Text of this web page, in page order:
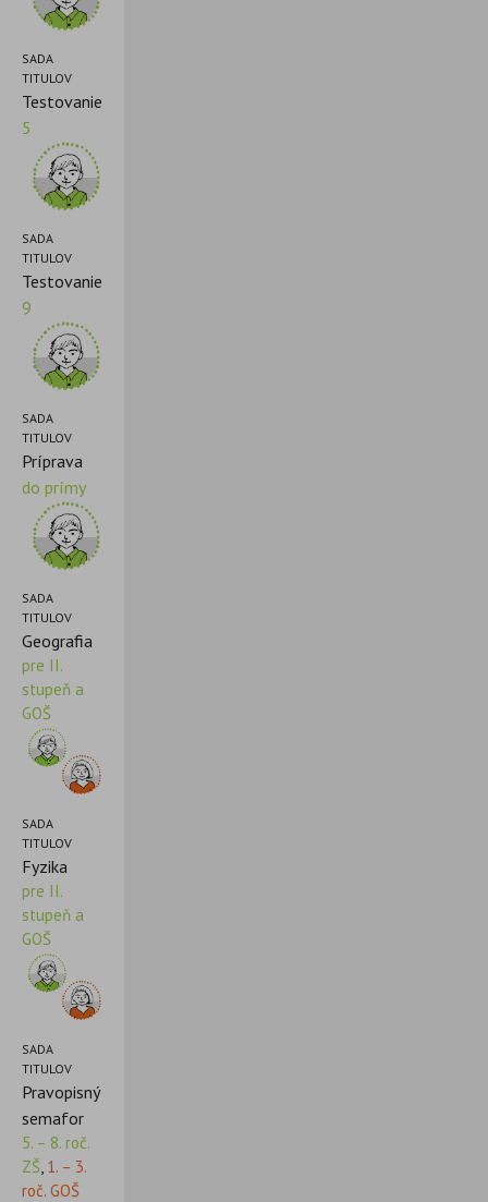
SADA
TITULOV
Testovanie
5
SADA
TITULOV
Testovanie
9
SADA
TITULOV
Príprava
do prímy
SADA
TITULOV
Geografia
pre II.
stupeň a
GOŠ
SADA
TITULOV
Fyzika
pre II.
stupeň a
GOŠ
SADA
TITULOV
Pravopisný
semafor
5. – 8. roč.
ZŠ,1. – 3.
roč. GOŠ